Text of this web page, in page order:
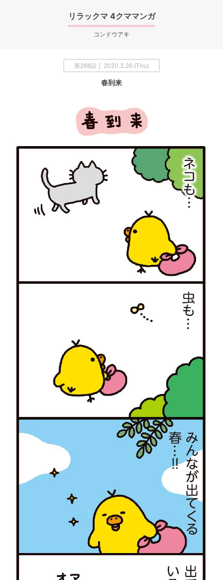
リラックマ 4クママンガ
コンドウアキ
第268話 │ 2020.3.26 (Thu)
春到来